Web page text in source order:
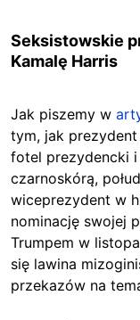
Seksistowskie
Kamalę Harris
Jak piszemy w
tym, jak
fotel prezydencki i
czarnoskórą,
wiceprezydent w
nominację swojej
Trumpem w
się lawina
przekazów na